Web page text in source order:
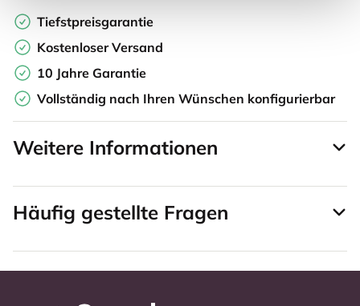
Tiefstpreisgarantie
Kostenloser Versand
10 Jahre Garantie
Vollständig nach Ihren Wünschen konfigurierbar
Weitere Informationen
Häufig gestellte Fragen